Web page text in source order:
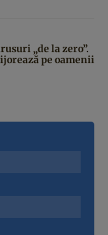
„de la zero”.
pe oamenii